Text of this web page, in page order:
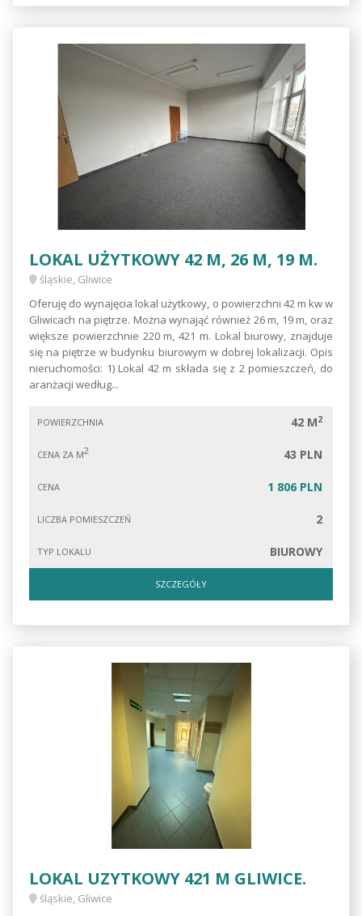
LOKAL UŻYTKOWY 42 M, 26 M, 19 M.
śląskie, Gliwice
Oferuję do wynajęcia lokal użytkowy, o powierzchni 42 m kw w
Gliwicach na piętrze. Można wynająć również 26 m, 19 m, oraz
większe powierzchnie 220 m, 421 m. Lokal biurowy, znajduje
się na piętrze w budynku biurowym w dobrej lokalizacji. Opis
nieruchomości: 1) Lokal 42 m składa się z 2 pomieszczeń, do
aranżacji według...
POWIERZCHNIA 42 M2
CENA ZA M2 43 PLN
CENA 1 806 PLN
LICZBA POMIESZCZEŃ 2
TYP LOKALU BIUROWY
SZCZEGÓŁY
LOKAL UZYTKOWY 421 M GLIWICE.
śląskie, Gliwice